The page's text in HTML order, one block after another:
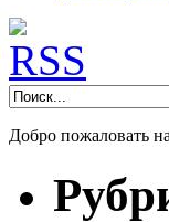
Добро пожаловать